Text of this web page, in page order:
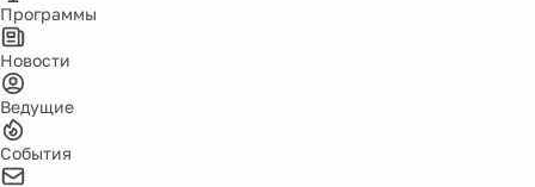
Программы
Новости
Ведущие
События